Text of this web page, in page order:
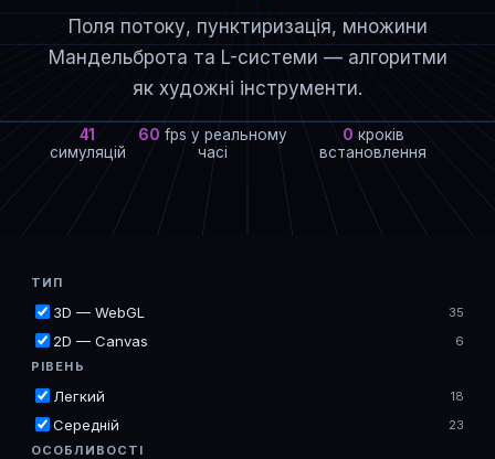
Поля потоку, пунктиризація, множини
Мандельброта та L-системи — алгоритми
як художні інструменти.
41
симуляцій
60 fps у реальному
часі
0 кроків
встановлення
ТИП
3D — WebGL 35
2D — Canvas
6
РІВЕНЬ
Легкий 18
Середній
23
ОСОБЛИВОСТІ